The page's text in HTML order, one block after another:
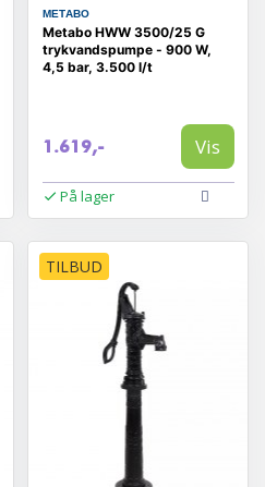
METABO
Metabo HWW 3500/25 G
trykvandspumpe - 900 W,
4,5 bar, 3.500 l/t
1.619,- Vis
På lager
TILBUD